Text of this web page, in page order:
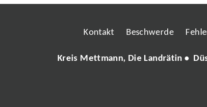
Kontakt Beschwerde
Kreis Mettmann, Die Landrätin •